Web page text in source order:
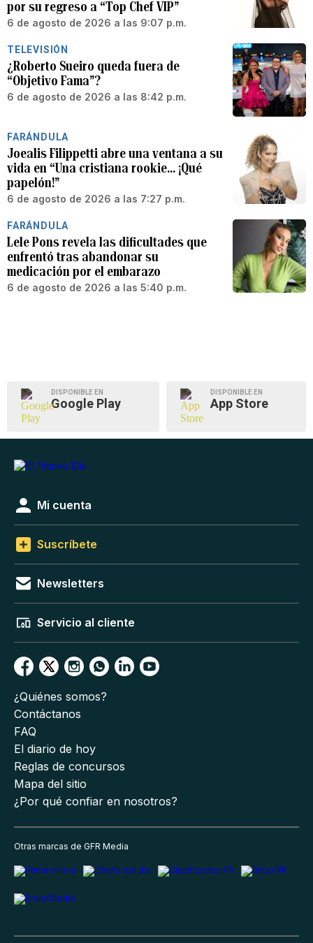
por su regreso a “Top Chef VIP”
6 de agosto de 2026 a las 9:07 p.m.
TELEVISIÓN
¿Roberto Sueiro queda fuera de
“Objetivo Fama”?
6 de agosto de 2026 a las 8:42 p.m.
FARÁNDULA
Joealis Filippetti abre una ventana a su
vida en “Una cristiana rookie… ¡Qué
papelón!”
6 de agosto de 2026 a las 7:27 p.m.
FARÁNDULA
Lele Pons revela las dificultades que
enfrentó tras abandonar su
medicación por el embarazo
6 de agosto de 2026 a las 5:40 p.m.
DISPONIBLE EN
Google Play
DISPONIBLE EN
App Store
Mi cuenta
Suscríbete
Newsletters
Servicio al cliente
¿Quiénes somos?
Contáctanos
FAQ
El diario de hoy
Reglas de concursos
Mapa del sitio
¿Por qué confiar en nosotros?
Otras marcas de GFR Media